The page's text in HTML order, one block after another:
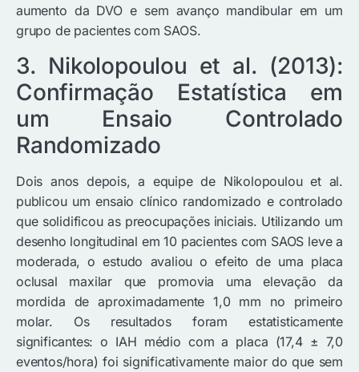
aumento da DVO e sem avanço mandibular em um
grupo de pacientes com SAOS.
3. Nikolopoulou et al. (2013):
Confirmação Estatística em
um Ensaio Controlado
Randomizado
Dois anos depois, a equipe de Nikolopoulou et al.
publicou um ensaio clínico randomizado e controlado
que solidificou as preocupações iniciais. Utilizando um
desenho longitudinal em 10 pacientes com SAOS leve a
moderada, o estudo avaliou o efeito de uma placa
oclusal maxilar que promovia uma elevação da
mordida de aproximadamente 1,0 mm no primeiro
molar. Os resultados foram estatisticamente
significantes: o IAH médio com a placa (17,4 ± 7,0
eventos/hora) foi significativamente maior do que sem